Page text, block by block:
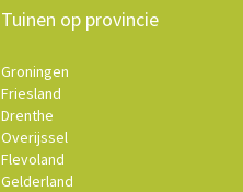
Tuinen op provincie
Groningen
Friesland
Drenthe
Overijssel
Flevoland
Gelderland